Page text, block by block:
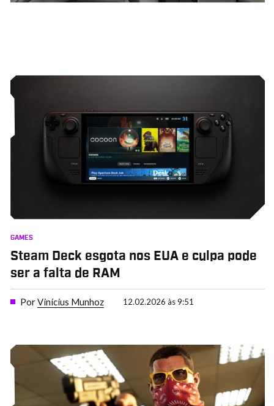
GAMES
Steam Deck esgota nos EUA e culpa pode
ser a falta de RAM
PorVinícius Munhoz 12.02.2026 às 9:51